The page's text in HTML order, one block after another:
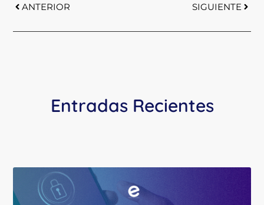
ANTERIOR SIGUIENTE
Entradas Recientes